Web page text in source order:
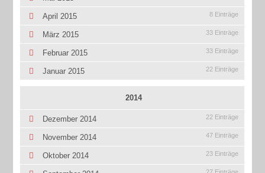
April 2015 8 Einträge
März 2015 33 Einträge
Februar 2015 33 Einträge
Januar 2015 22 Einträge
2014
Dezember 2014 22 Einträge
November 2014 47 Einträge
Oktober 2014 23 Einträge